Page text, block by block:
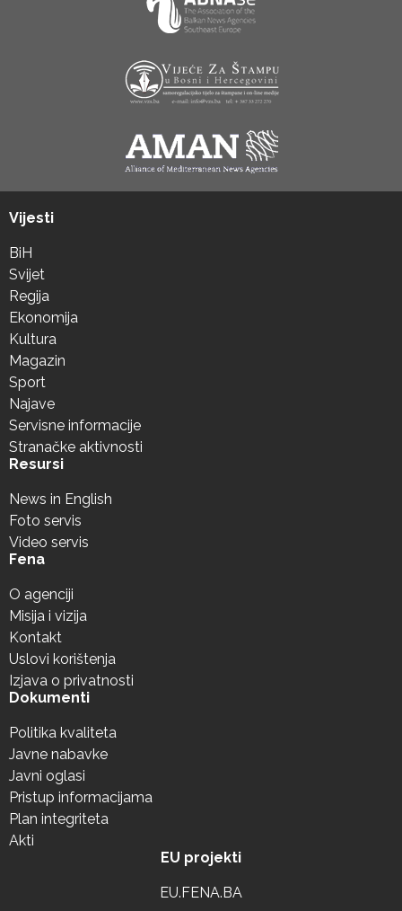
Vijesti
BiH
Svijet
Regija
Ekonomija
Kultura
Magazin
Sport
Najave
Servisne informacije
Stranačke aktivnosti
Resursi
News in English
Foto servis
Video servis
Fena
O agenciji
Misija i vizija
Kontakt
Uslovi korištenja
Izjava o privatnosti
Dokumenti
Politika kvaliteta
Javne nabavke
Javni oglasi
Pristup informacijama
Plan integriteta
Akti
EU projekti
EU.FENA.BA